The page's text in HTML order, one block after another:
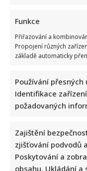
Funkce
Přiřazování a
Propojení různých
základě automaticky
Používání
Identifikace
požadovaných
Zajištění
zjišťování podvodů
Poskytování a
obsahu, Ukládání a
10 hrdinů, ten má
Autor: Richard Touš
7. 8. 2026